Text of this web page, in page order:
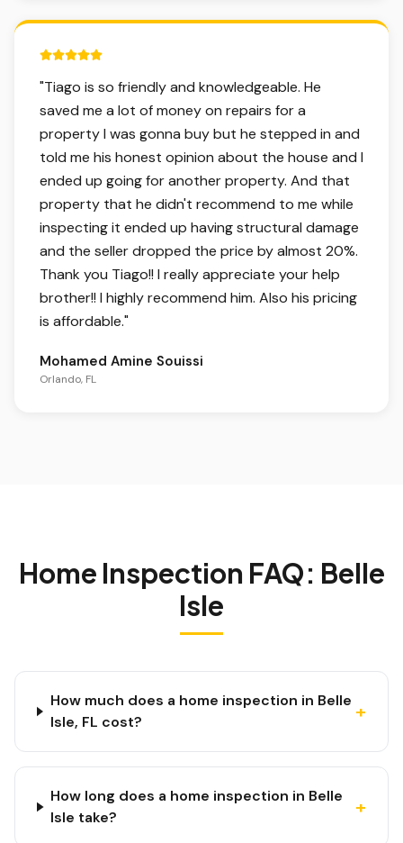
5 out of 5 stars.
"Tiago is so friendly and knowledgeable. He
saved me a lot of money on repairs for a
property I was gonna buy but he stepped in and
told me his honest opinion about the house and I
ended up going for another property. And that
property that he didn't recommend to me while
inspecting it ended up having structural damage
and the seller dropped the price by almost 20%.
Thank you Tiago!! I really appreciate your help
brother!! I highly recommend him. Also his pricing
is affordable."
Mohamed Amine Souissi
Orlando, FL
Home Inspection FAQ: Belle
Isle
How much does a home inspection in Belle
Isle, FL cost?
+
How long does a home inspection in Belle
Isle take?
+